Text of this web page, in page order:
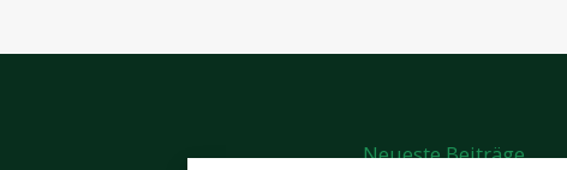
Neueste Beiträge